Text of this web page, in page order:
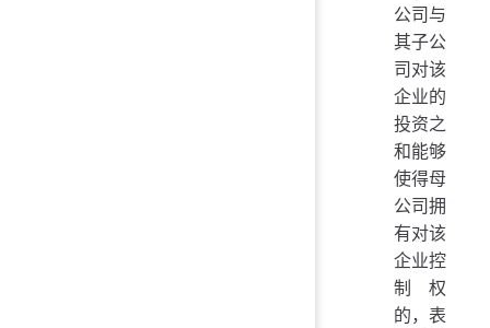
公司与
其子公
司对该
企业的
投资之
和能够
使得母
公司拥
有对该
企业控
制权
的，表